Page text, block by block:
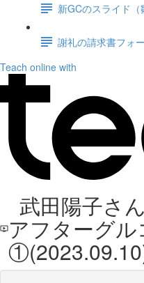
新GCのスライド（
謝礼の請求書フォ
Teach online with
武田陽子さ
アフターグル